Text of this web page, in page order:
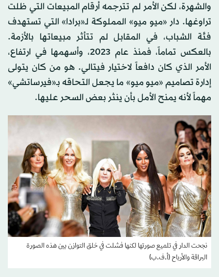
والشهرة، لكن الأمر لم تترجمه أرقام المبيعات التي ظلت
تراوغها. دار «ميو ميو» المملوكة لـ«برادا» التي تستهدف
فئة الشباب، في المقابل لم تتأثر مبيعاتها بالأزمة.
بالعكس تماماً، فمنذ عام 2023، وأسهمها في ارتفاع،
الأمر الذي كان دافعاً لاختيار فيتالي. هو من كان يتولى
إدارة تصاميم «ميو ميو» ما يجعل التحاقه بـ«فيرساتشي»
مهماً لأنه يمنح الأمل بأن ينثر بعض السحر عليها.
نجحت الدار في تلميع صورتها لكنها فشلت في خلق التوازن بين هذه الصورة
البراقة والأرباح (أ.ف.ب)